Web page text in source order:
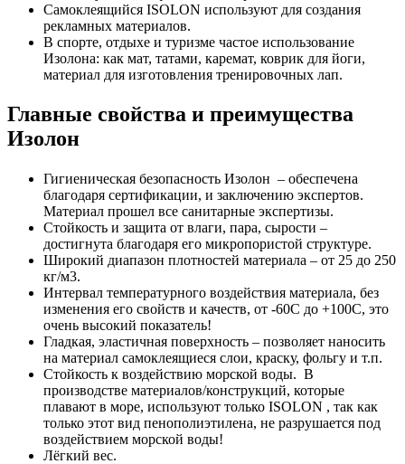
Самоклеящийся ISOLON используют для создания
рекламных материалов.
В спорте, отдыхе и туризме частое использование
Изолона: как мат, татами, каремат, коврик для йоги,
материал для изготовления тренировочных лап.
Главные свойства и преимущества
Изолон
Гигиеническая безопасность Изолон – обеспечена
благодаря сертификации, и заключению экспертов.
Материал прошел все санитарные экспертизы.
Стойкость и защита от влаги, пара, сырости –
достигнута благодаря его микропористой структуре.
Широкий диапазон плотностей материала – от 25 до 250
кг/м3.
Интервал температурного воздействия материала, без
изменения его свойств и качеств, от -60С до +100С, это
очень высокий показатель!
Гладкая, эластичная поверхность – позволяет наносить
на материал самоклеящиеся слои, краску, фольгу и т.п.
Стойкость к воздействию морской воды. В
производстве материалов/конструкций, которые
плавают в море, используют только ISOLON , так как
только этот вид пенополиэтилена, не разрушается под
воздействием морской воды!
Лёгкий вес.